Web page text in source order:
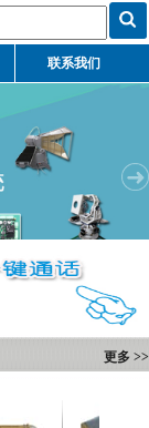
联系我们
更多 >>